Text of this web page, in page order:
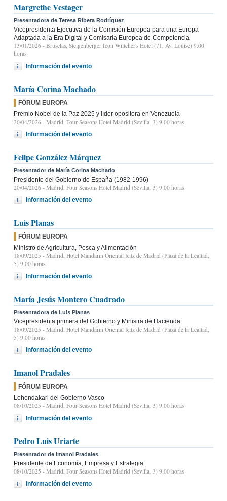
Margrethe Vestager
Presentadora de Teresa Ribera Rodríguez
Vicepresidenta Ejecutiva de la Comisión Europea para una Europa
Adaptada a la Era Digital y Comisaria Europea de Competencia
13/01/2026 - Bruselas, Steigenberger Icon Wiltcher's Hotel (71, Av. Louise) 9:00
horas
Información del evento
María Corina Machado
FÓRUM EUROPA
Premio Nobel de la Paz 2025 y líder opositora en Venezuela
20/04/2026 - Madrid, Four Seasons Hotel Madrid (Sevilla, 3) 9.00 horas
Información del evento
Felipe González Márquez
Presentador de María Corina Machado
Presidente del Gobierno de España (1982-1996)
20/04/2026 - Madrid, Four Seasons Hotel Madrid (Sevilla, 3) 9.00 horas
Información del evento
Luis Planas
FÓRUM EUROPA
Ministro de Agricultura, Pesca y Alimentación
18/09/2025 - Madrid, Hotel Mandarin Oriental Ritz de Madrid (Plaza de la Lealtad,
5) 9:00 horas
Información del evento
María Jesús Montero Cuadrado
Presentadora de Luis Planas
Vicepresidenta primera del Gobierno y Ministra de Hacienda
18/09/2025 - Madrid, Hotel Mandarin Oriental Ritz de Madrid (Plaza de la Lealtad,
5) 9:00 horas
Información del evento
Imanol Pradales
FÓRUM EUROPA
Lehendakari del Gobierno Vasco
08/10/2025 - Madrid, Four Seasons Hotel Madrid (Sevilla, 3) 9.00 horas
Información del evento
Pedro Luis Uriarte
Presentador de Imanol Pradales
Presidente de Economía, Empresa y Estrategia
08/10/2025 - Madrid, Four Seasons Hotel Madrid (Sevilla, 3) 9.00 horas
Información del evento